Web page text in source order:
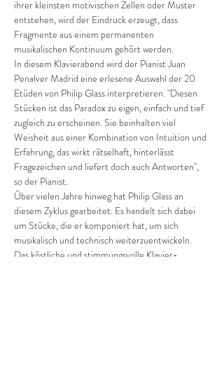
ihrer kleinsten motivischen Zellen oder Muster
entstehen, wird der Eindruck erzeugt, dass
Fragmente aus einem permanenten
musikalischen Kontinuum gehört werden.
In diesem Klavierabend wird der Pianist Juan
Penalver Madrid eine erlesene Auswahl der 20
Etüden von Philip Glass interpretieren. "Diesen
Stücken ist das Paradox zu eigen, einfach und tief
zugleich zu erscheinen. Sie beinhalten viel
Weisheit aus einer Kombination von Intuition und
Erfahrung, das wirkt rätselhaft, hinterlässt
Fragezeichen und liefert doch auch Antworten",
so der Pianist.
Über vielen Jahre hinweg hat Philip Glass an
diesem Zyklus gearbeitet. Es handelt sich dabei
um Stücke, die er komponiert hat, um sich
musikalisch und technisch weiterzuentwickeln.
Das köstliche und stimmungsvolle Klavier-